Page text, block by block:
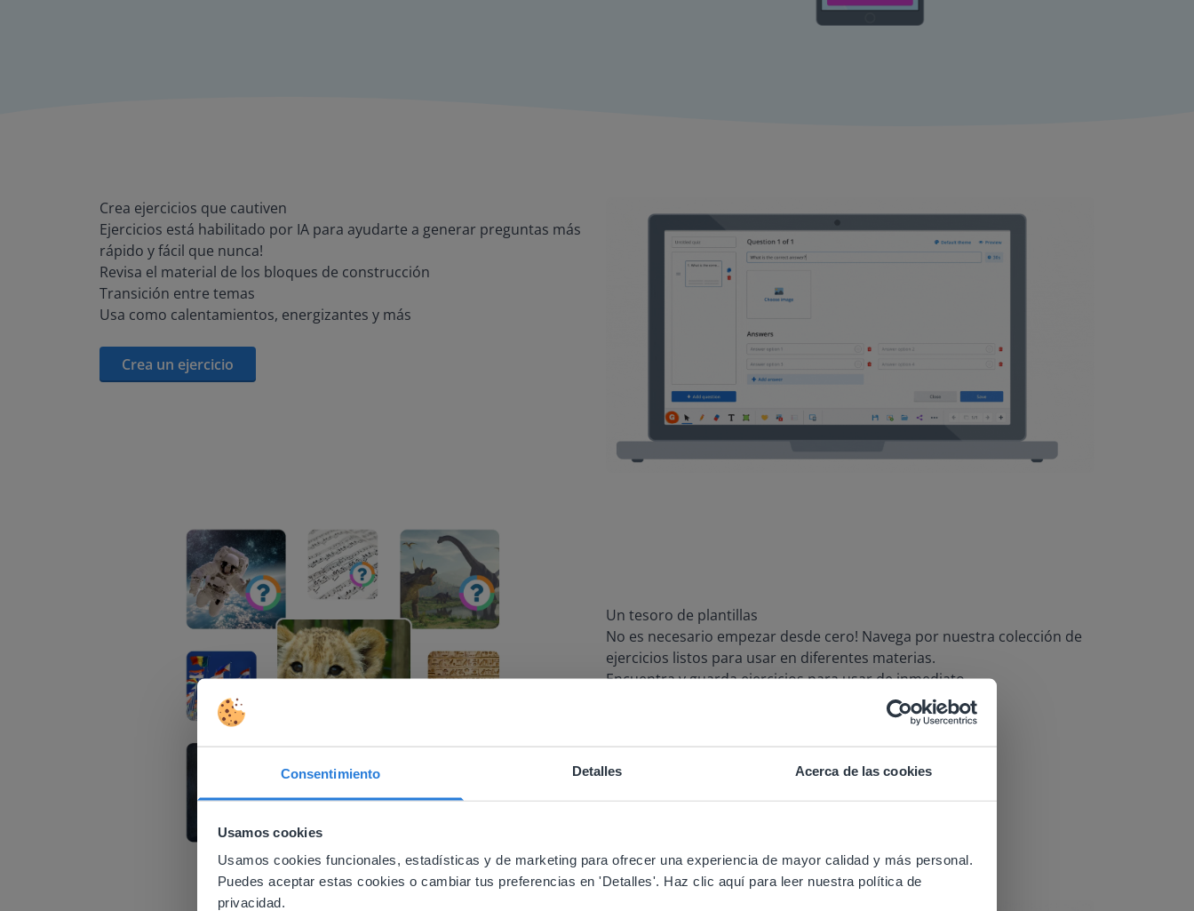
Consentimiento Detalles Acerca de las cookies
Usamos cookies
Usamos cookies funcionales, estadísticas y de marketing para ofrecer una experiencia de mayor calidad y más personal.
Puedes aceptar estas cookies o cambiar tus preferencias en 'Detalles'. Haz clic aquí para leer nuestra política de
privacidad.
Crea ejercicios que cautiven
Ejercicios está habilitado por IA para ayudarte a generar preguntas más
rápido y fácil que nunca!
Revisa el material de los bloques de construcción
Transición entre temas
Usa como calentamientos, energizantes y más
Crea un ejercicio
Un tesoro de plantillas
No es necesario empezar desde cero! Navega por nuestra colección de
ejercicios listos para usar en diferentes materias.
Encuentra y guarda ejercicios para usar de inmediato
Personaliza cualquier ejercicio y hazlo tuyo
Explorar cuestionarios
This website doesn't match your location
There you'll find regional content and pricing.
English
Español